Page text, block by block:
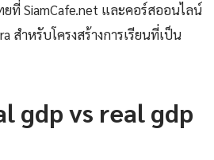
ที่ SiamCafe.net และคอร์สออนไลน์
สำหรับโครงสร้างการเรียนที่เป็น
gdp vs real gdp